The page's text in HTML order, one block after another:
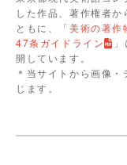
した作品、著作権者
ともに、「美術の著作
47条ガイドライン
開しています。
＊当サイトから画像
じます。